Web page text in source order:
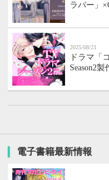
ラバー」
2025/08/21
ドラマ「
Season2製
電子書籍最新情報